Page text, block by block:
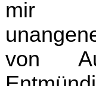
mir
von